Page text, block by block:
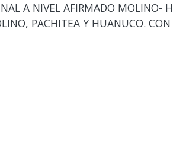
A NIVEL AFIRMADO MOLINO-
PACHITEA Y HUANUCO.